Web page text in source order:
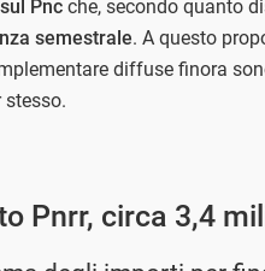
Pnc che, secondo quanto
semestrale. A questo
diffuse finora
stesso.
Pnrr, circa 3,4